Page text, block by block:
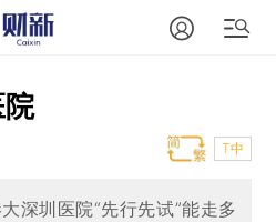
T中
深圳医院“先行先试”能走多